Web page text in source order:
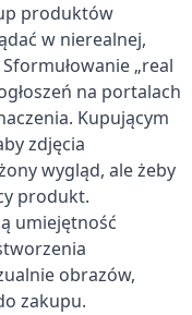
produktów
w nierealnej,
„real
na portalach
Kupującym
zdjęcia
wygląd, ale żeby
produkt.
umiejętność
obrazów,
zakupu.